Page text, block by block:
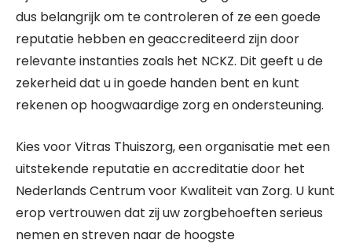
dus belangrijk om te controleren of ze een goede
reputatie hebben en geaccrediteerd zijn door
relevante instanties zoals het NCKZ. Dit geeft u de
zekerheid dat u in goede handen bent en kunt
rekenen op hoogwaardige zorg en ondersteuning.
Kies voor Vitras Thuiszorg, een organisatie met een
uitstekende reputatie en accreditatie door het
Nederlands Centrum voor Kwaliteit van Zorg. U kunt
erop vertrouwen dat zij uw zorgbehoeften serieus
nemen en streven naar de hoogste